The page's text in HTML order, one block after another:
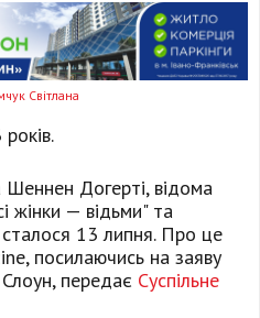
Світлана
Догерті, відома
жінки — відьми" та
сталося 13 липня. Про це
посилаючись на заяву
передає Суспільне